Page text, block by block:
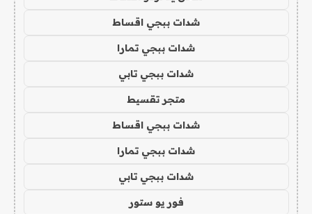
شدات ببجي اقساط
شدات ببجي تمارا
شدات ببجي تابي
متجر تقسيط
شدات ببجي اقساط
شدات ببجي تمارا
شدات ببجي تابي
فور يو ستور